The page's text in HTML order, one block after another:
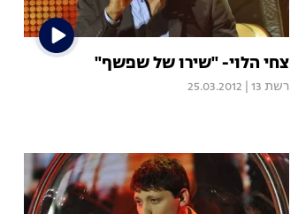
צחי הלוי- "שירו של שפשף"
רשת 13 25.03.2012